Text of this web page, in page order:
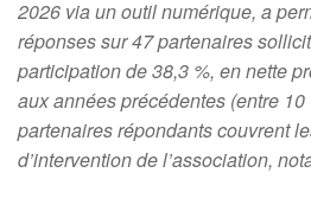
2026 via un outil numérique, a
réponses sur 47 partenaires
participation de 38,3 %, en nette
aux années précédentes (entre 10
partenaires répondants couvrent
d’intervention de l’association,